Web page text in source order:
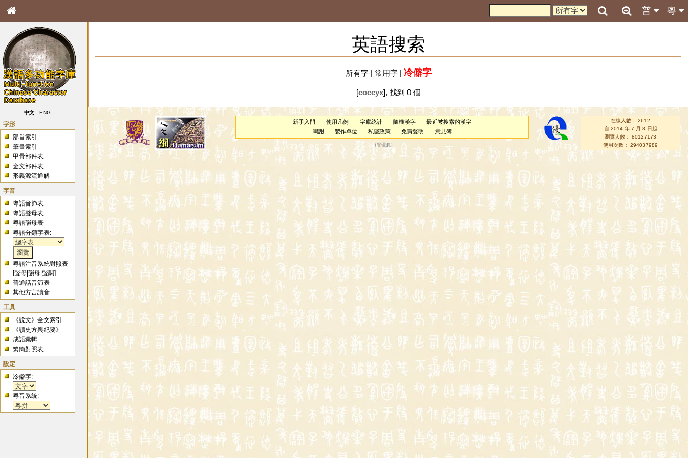
粵
普
中文 ENG
字形
部首索引
筆畫索引
甲骨部件表
金文部件表
形義源流通解
字音
粵語音節表
粵語聲母表
粵語韻母表
粵語分類字表:
粵語注音系統對照表
[聲母 |韻母 |聲調]
普通話音節表
其他方言讀音
工具
《說文》全文索引
《讀史方輿紀要》
成語彙輯
繁簡對照表
設定
冷僻字:
粵音系統:
英語搜索
所有字| 常用字| 冷僻字
[coccyx], 找到 0 個
新手入門 使用凡例 字庫統計 隨機漢字
最近被搜索的漢字
鳴謝
製作單位 私隱政策 免責聲明 意見簿
（管理員 ）
在線人數： 2612
自 2014 年 7 月 8 日起
瀏覽人數： 80127173
使用次數： 294037989